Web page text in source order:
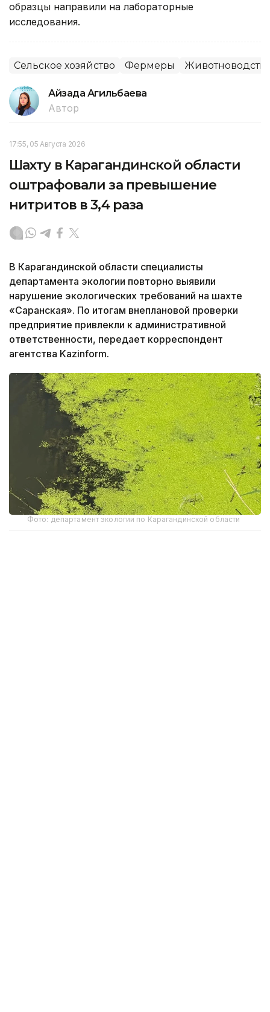
образцы направили на лабораторные
исследования.
Сельское хозяйство Фермеры
Айзада Агильбаева
Автор
17:55, 05 Августа 2026
Шахту в Карагандинской области
оштрафовали за превышение
нитритов в 3,4 раза
В Карагандинской области специалисты
департамента экологии повторно выявили
нарушение экологических требований на шахте
«Саранская». По итогам внеплановой проверки
предприятие привлекли к административной
ответственности, передает корреспондент
агентства Kazinform.
Фото: департамент экологии по Карагандинской области